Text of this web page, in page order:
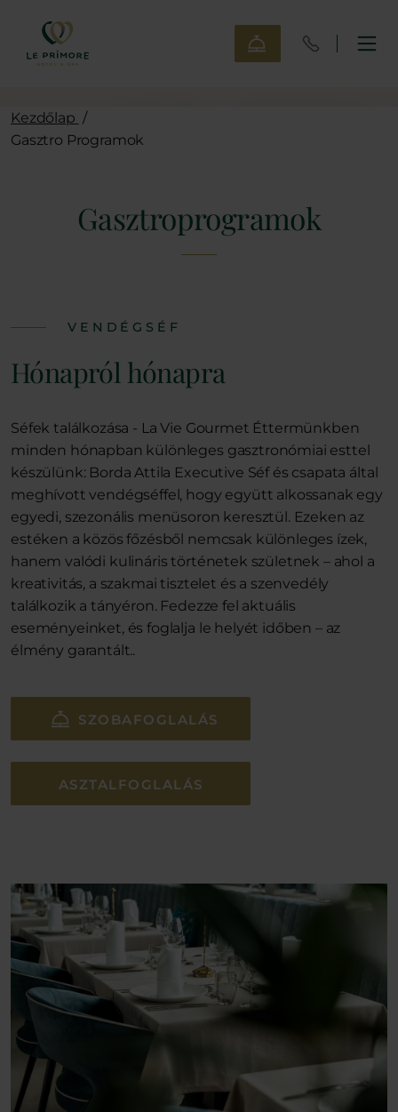
Kezdőlap /
Gasztro Programok
Gasztroprogramok
VENDÉGSÉF
Hónapról hónapra
Séfek találkozása - La Vie Gourmet Éttermünkben
minden hónapban különleges gasztronómiai esttel
készülünk: Borda Attila Executive Séf és csapata által
meghívott vendégséffel, hogy együtt alkossanak egy
egyedi, szezonális menüsoron keresztül. Ezeken az
estéken a közös főzésből nemcsak különleges ízek,
hanem valódi kulináris történetek születnek – ahol a
kreativitás, a szakmai tisztelet és a szenvedély
találkozik a tányéron. Fedezze fel aktuális
eseményeinket, és foglalja le helyét időben – az
élmény garantált..
SZOBAFOGLALÁS
ASZTALFOGLALÁS